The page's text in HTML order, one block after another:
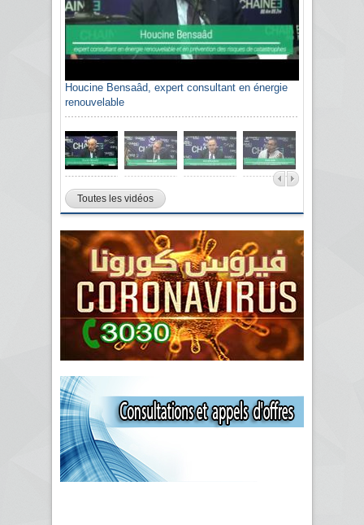
Houcine Bensaâd, expert consultant en énergie
renouvelable
Sami Agli, président de la Confédération
algérienne du patronat citoyen CAPC
Toutes les vidéos